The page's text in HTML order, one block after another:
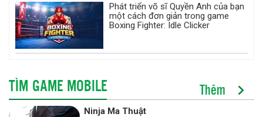
Phát triển võ sĩ Quyền Anh của bạn
một cách đơn giản trong game
Boxing Fighter: Idle Clicker
TÌM GAME MOBILE Thêm
Ninja Ma Thuật